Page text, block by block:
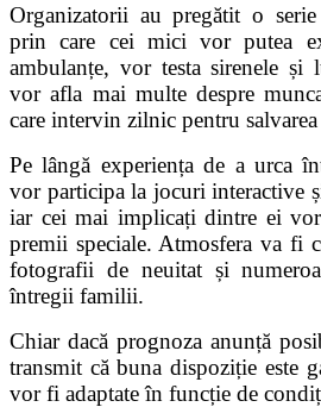
Organizatorii au pregătit o
prin care cei mici vor putea
ambulanțe, vor testa sirenele și
vor afla mai multe despre
care intervin zilnic pentru
Pe lângă experiența de a urca
vor participa la jocuri interactive
iar cei mai implicați dintre ei vor
premii speciale. Atmosfera va fi
fotografii de neuitat și
întregii familii.
Chiar dacă prognoza anunță
transmit că buna dispoziție este
vor fi adaptate în funcție de